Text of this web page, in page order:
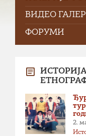
ВИДЕО
ФОРУМИ
2.